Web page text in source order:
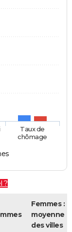
Taux de
chômage
?
Femmes :
moyenne
des villes